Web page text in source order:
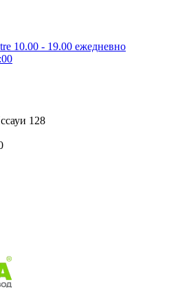
10.00 - 19.00 ежедневно
128